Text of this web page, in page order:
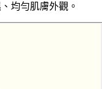
均勻肌膚外觀。